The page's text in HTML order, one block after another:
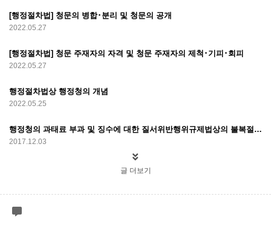
[행정절차법] 청문의 병합･분리 및 청문의 공개
2022.05.27
[행정절차법] 청문 주재자의 자격 및 청문 주재자의 제척･기피･회피
2022.05.27
행정절차법상 행정청의 개념
2022.05.25
행정청의 과태료 부과 및 징수에 대한 질서위반행위규제법상의 불복절차에 대해 논하시오
2017.12.03
글 더보기